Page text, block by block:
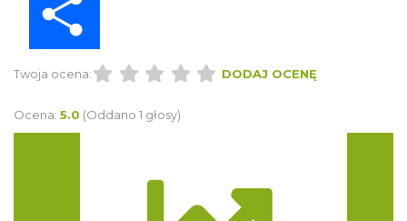
Twoja ocena: DODAJ OCENĘ
Ocena: 5.0 (Oddano 1 głosy)